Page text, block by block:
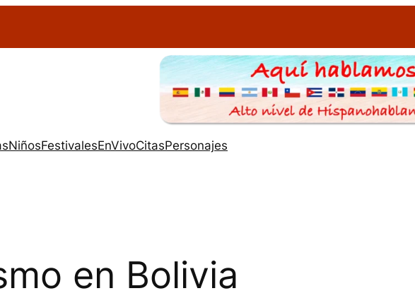
NiñosFestivalesEnVivoCitasPersonajes
en Bolivia